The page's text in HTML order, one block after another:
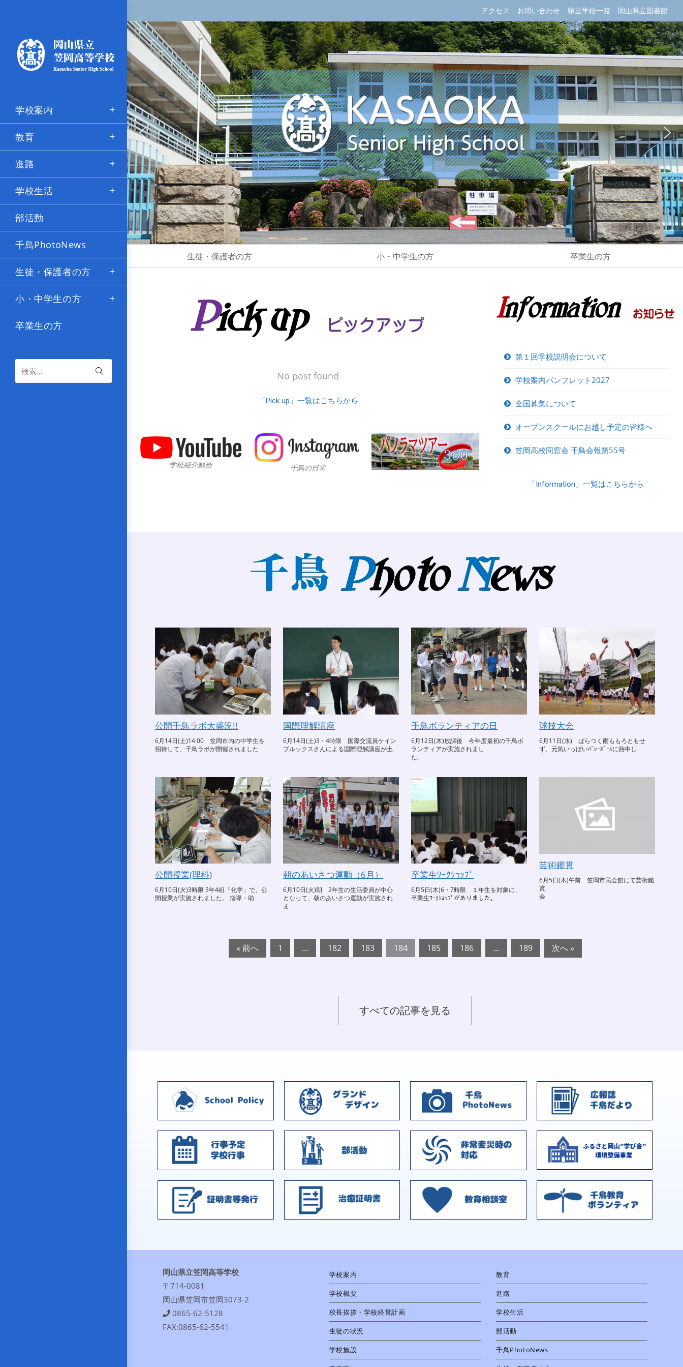
アクセス お問い合わせ 県立学校一覧 岡山県立図書館
学校案内
教育
進路
学校生活
部活動
千鳥PhotoNews
生徒・保護者の方
小・中学生の方
卒業生の方
検索…
生徒・保護者の方 小・中学生の方 卒業生の方
No post found
「Pick up」一覧はこちらから
学校紹介動画 千鳥の日常
第１回学校説明会について
学校案内パンフレット2027
全国募集について
オープンスクールにお越し予定の皆様へ
笠岡高校同窓会 千鳥会報第55号
「Information」一覧はこちらから
公開千鳥ラボ大盛況!!
6月14日(土)14:00 笠岡市内の中学生を
招待して、千鳥ラボが開催されました
国際理解講座
6月14日(土)3・4時限 国際交流員ケイン
ブルックスさんによる国際理解講座が土
千鳥ボランティアの日
6月12日(木)放課後 今年度最初の千鳥ボ
ランティアが実施されまし
た。
球技大会
6月11日(水) ぱらつく雨ももろともせ
ず、元気いっぱいﾊﾞﾚｰﾎﾞｰﾙに熱中し
公開授業(理科)
6月10日(火)3時限 3年4組「化学」で、公
開授業が実施されました。 指導・助
朝のあいさつ運動（6月）
6月10日(火)朝 2年生の生活委員が中心
となって、朝のあいさつ運動が実施され
ま
卒業生ﾜｰｸｼｮｯﾌﾟ
6月5日(木)6・7時限 １年生を対象に、
卒業生ﾜｰｸｼｮｯﾌﾟがありました。
芸術鑑賞
6月5日(木)午前 笠岡市民会館にて芸術鑑
賞
会
« 前へ 1 … 182 183 184 185 186 … 189 次へ »
すべての記事を見る
岡山県立笠岡高等学校
〒714-0081
岡山県笠岡市笠岡3073-2
0865-62-5128
FAX:0865-62-5541
学校案内
学校概要
校長挨拶・学校経営計画
生徒の状況
学校施設
教育
進路
学校生活
部活動
千鳥PhotoNews